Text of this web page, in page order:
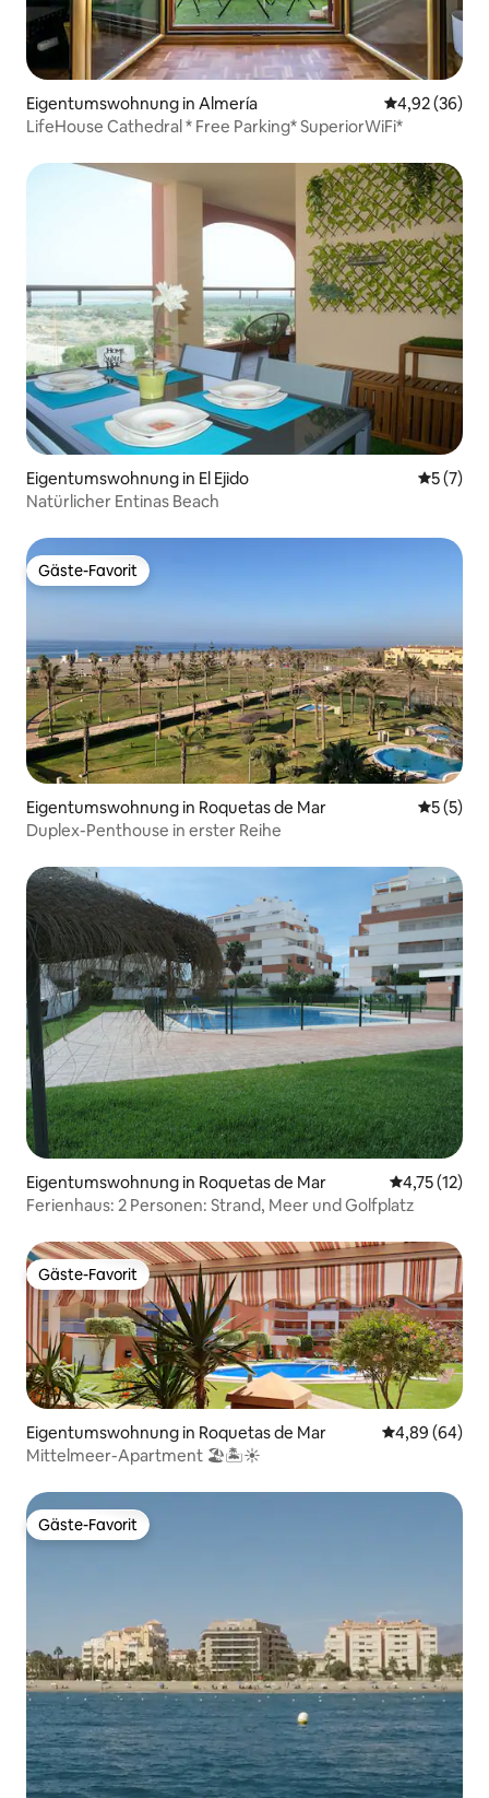
Eigentumswohnung in Almería
4,92 (36)
LifeHouse Cathedral * Free Parking* SuperiorWiFi*
Eigentumswohnung in El Ejido
5 (7)
Natürlicher Entinas Beach
Gäste-Favorit
Gäste-Favorit
Eigentumswohnung in Roquetas de Mar
5 (5)
Duplex-Penthouse in erster Reihe
Eigentumswohnung in Roquetas de Mar
4,75 (12)
Ferienhaus: 2 Personen: Strand, Meer und Golfplatz
Gäste-Favorit
Gäste-Favorit
Eigentumswohnung in Roquetas de Mar
4,89 (64)
Mittelmeer-Apartment 🏖🏝☀️
Gäste-Favorit
Gäste-Favorit